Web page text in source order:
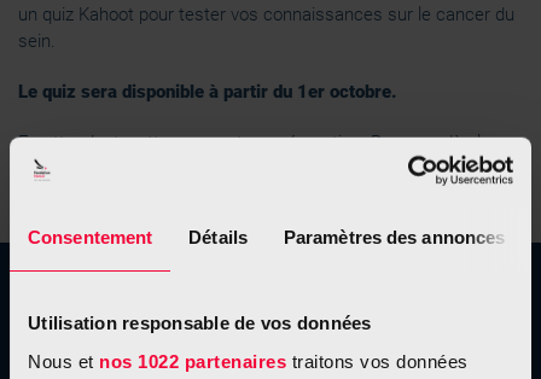
Consentement Détails Paramètres des annonces
Utilisation responsable de vos données
Nous et nos 1022 partenaires traitons vos données
un quiz Kahoot pour tester vos connaissances sur le cancer du
sein.
Le quiz sera disponible à partir du 1er octobre.
En attendant, cette page est en préparation. Revenez dès le
lancement d'Octobre Rose pour participer au défi.